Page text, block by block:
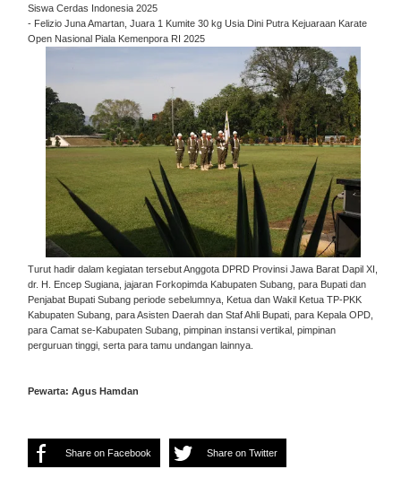
Siswa Cerdas Indonesia 2025
- Felizio Juna Amartan, Juara 1 Kumite 30 kg Usia Dini Putra Kejuaraan Karate
Open Nasional Piala Kemenpora RI 2025
Turut hadir dalam kegiatan tersebut Anggota DPRD Provinsi Jawa Barat Dapil XI,
dr. H. Encep Sugiana, jajaran Forkopimda Kabupaten Subang, para Bupati dan
Penjabat Bupati Subang periode sebelumnya, Ketua dan Wakil Ketua TP-PKK
Kabupaten Subang, para Asisten Daerah dan Staf Ahli Bupati, para Kepala OPD,
para Camat se-Kabupaten Subang, pimpinan instansi vertikal, pimpinan
perguruan tinggi, serta para tamu undangan lainnya.
Pewarta: Agus Hamdan
Share on Facebook Share on Twitter